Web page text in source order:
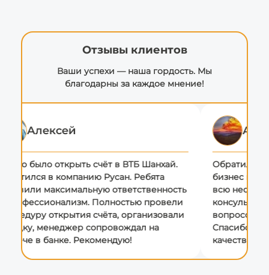
Отзывы клиентов
Ваши успехи — наша гордость. Мы
благодарны за каждое мнение!
Алексей
было открыть счёт в ВТБ Шанхай.
в компанию Русан. Ребята
максимальную ответственность
Полностью провели
открытия счёта, организовали
менеджер сопровождал на
в банке. Рекомендую!
Обратились
бизнес виз
всю
вопросов.
Спасибо